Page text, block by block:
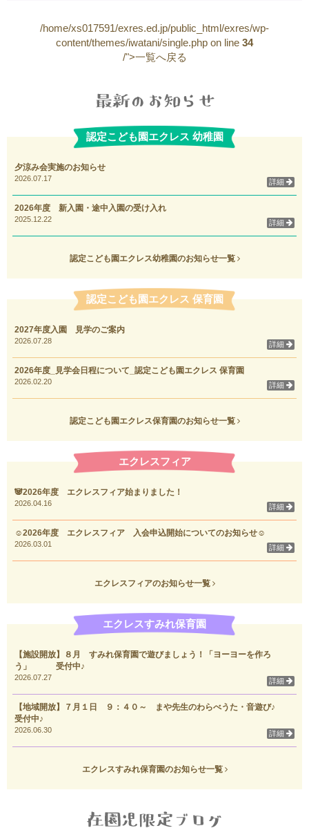
/home/xs017591/exres.ed.jp/public_html/exres/wp-
content/themes/iwatani/single.php on line 34
/">一覧へ戻る
認定こども園エクレス 幼稚園
夕涼み会実施のお知らせ
2026.07.17 詳細
2026年度 新入園・途中入園の受け入れ
2025.12.22 詳細
認定こども園エクレス幼稚園のお知らせ一覧
認定こども園エクレス 保育園
2027年度入園 見学のご案内
2026.07.28 詳細
2026年度_見学会日程について_認定こども園エクレス 保育園
2026.02.20 詳細
認定こども園エクレス保育園のお知らせ一覧
エクレスフィア
🐼2026年度 エクレスフィア始まりました！
2026.04.16 詳細
☺2026年度 エクレスフィア 入会申込開始についてのお知らせ☺
2026.03.01 詳細
エクレスフィアのお知らせ一覧
エクレスすみれ保育園
【施設開放】８月 すみれ保育園で遊びましょう！「ヨーヨーを作ろ
う」 受付中♪
2026.07.27 詳細
【地域開放】７月１日 ９：４０～ まや先生のわらべうた・音遊び♪
受付中♪
2026.06.30 詳細
エクレスすみれ保育園のお知らせ一覧